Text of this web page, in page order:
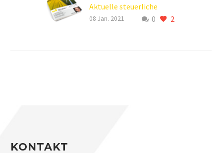
Aktuelle steuerliche
Informationen
0 2
08 Jan. 2021
KONTAKT